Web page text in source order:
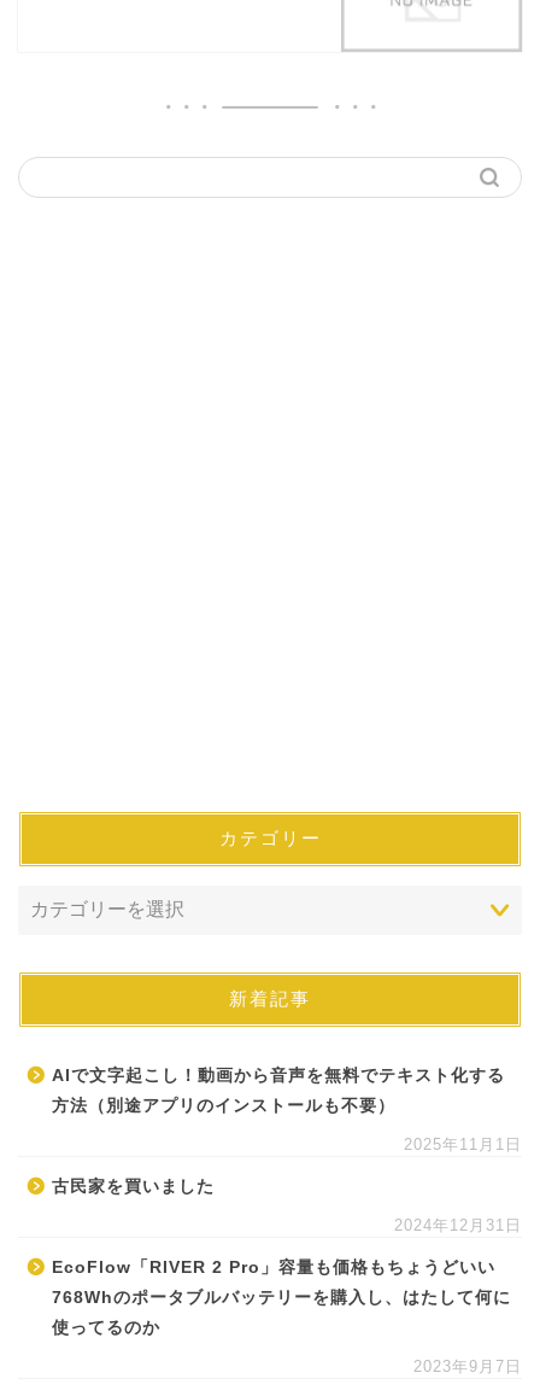
カテゴリー
新着記事
AIで文字起こし！動画から音声を無料でテキスト化する
方法（別途アプリのインストールも不要）
2025年11月1日
古民家を買いました
2024年12月31日
EcoFlow「RIVER 2 Pro」容量も価格もちょうどいい
768Whのポータブルバッテリーを購入し、はたして何に
使ってるのか
2023年9月7日